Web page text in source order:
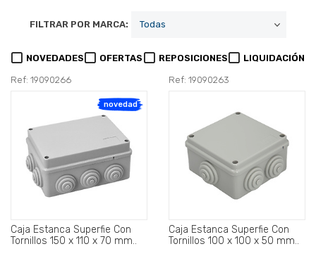
FILTRAR POR MARCA:
NOVEDADES OFERTAS REPOSICIONES LIQUIDACIÓN
Ref: 19090266
novedad
Caja Estanca Superfie Con
Tornillos 150 x 110 x 70 mm..
Ref: 19090263
Caja Estanca Superfie Con
Tornillos 100 x 100 x 50 mm..